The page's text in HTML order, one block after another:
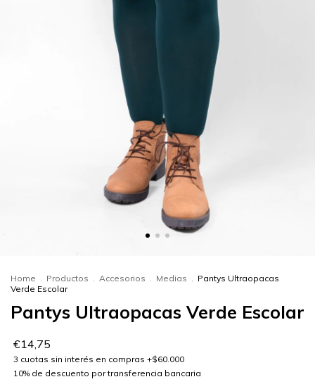
Home . Productos . Accesorios . Medias . Pantys Ultraopacas
Verde Escolar
Pantys Ultraopacas Verde Escolar
€14,75